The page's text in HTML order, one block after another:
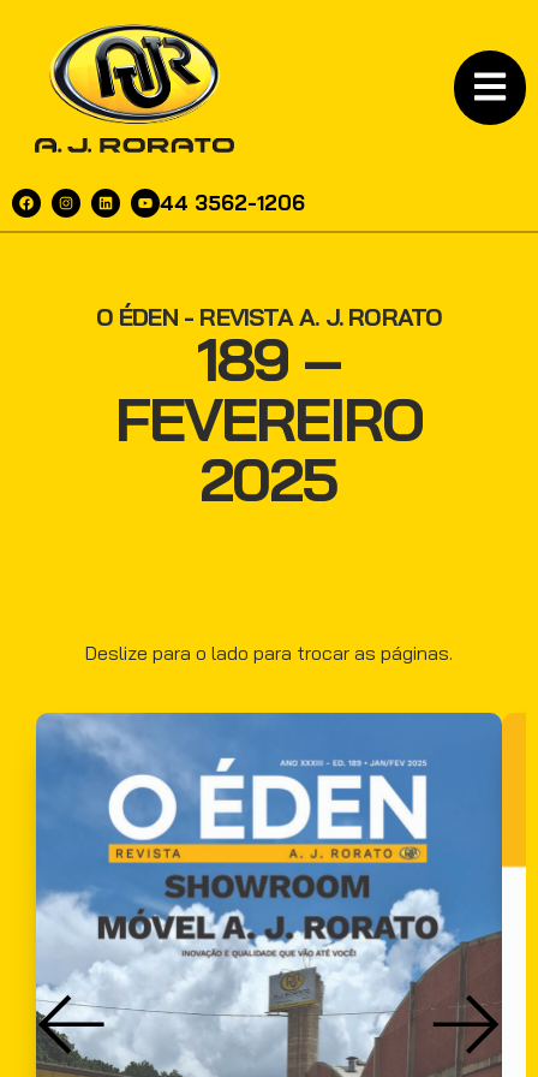
44 3562-1206
O ÉDEN - REVISTA A. J. RORATO
189 –
FEVEREIRO
2025
Deslize para o lado para trocar as páginas.